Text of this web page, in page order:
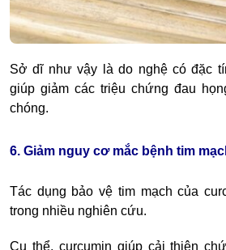
Sở dĩ như vậy là do nghệ có đặc
giúp giảm các triệu chứng đau
chóng.
6. Giảm nguy cơ mắc bệnh tim
Tác dụng bảo vệ tim mạch của
trong nhiều nghiên cứu.
Cụ thể, curcumin giúp cải thiện